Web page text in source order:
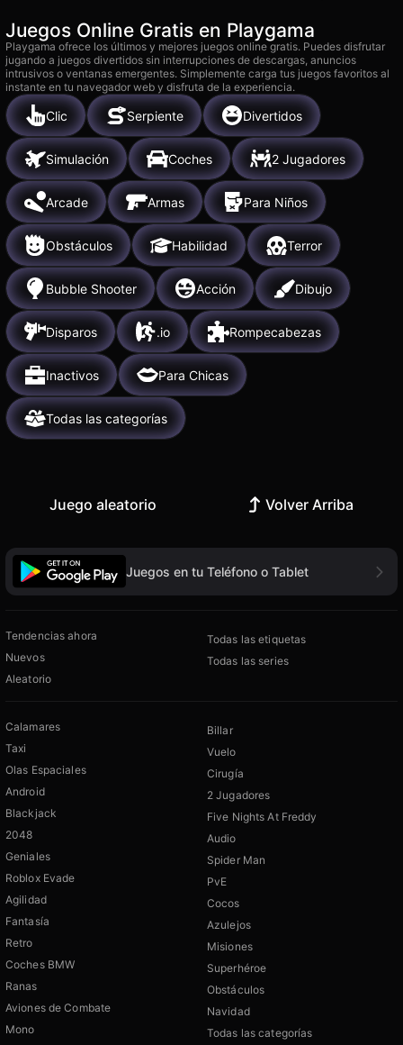
Juegos Online Gratis en Playgama
Playgama ofrece los últimos y mejores juegos online gratis. Puedes disfrutar
jugando a juegos divertidos sin interrupciones de descargas, anuncios
intrusivos o ventanas emergentes. Simplemente carga tus juegos favoritos al
instante en tu navegador web y disfruta de la experiencia.
Clic Serpiente Divertidos
Simulación Coches 2 Jugadores
Arcade Armas Para Niños
Obstáculos Habilidad Terror
Bubble Shooter Acción Dibujo
Disparos .io Rompecabezas
Inactivos Para Chicas
Todas las categorías
Juego aleatorio Volver Arriba
Juegos en tu Teléfono o Tablet
Tendencias ahora
Nuevos
Aleatorio
Todas las etiquetas
Todas las series
Calamares
Taxi
Olas Espaciales
Android
Blackjack
2048
Geniales
Roblox Evade
Agilidad
Fantasía
Retro
Coches BMW
Ranas
Aviones de Combate
Mono
Billar
Vuelo
Cirugía
2 Jugadores
Five Nights At Freddy
Audio
Spider Man
PvE
Cocos
Azulejos
Misiones
Superhéroe
Obstáculos
Navidad
Todas las categorías